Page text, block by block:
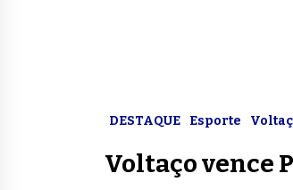
DESTAQUE Esporte
Voltaço vence